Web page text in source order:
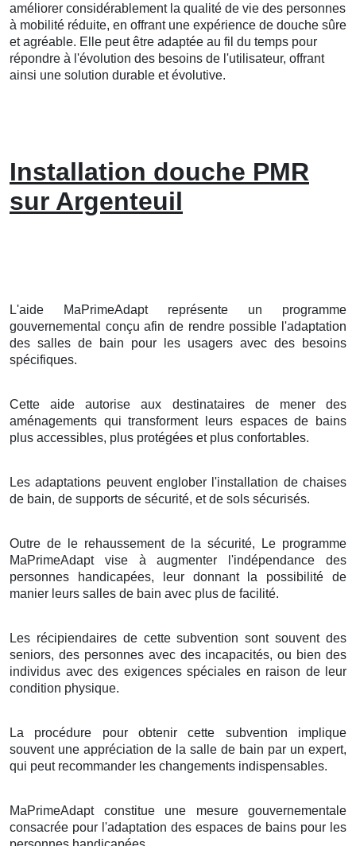
améliorer considérablement la qualité de vie des personnes
à mobilité réduite, en offrant une expérience de douche sûre
et agréable. Elle peut être adaptée au fil du temps pour
répondre à l'évolution des besoins de l'utilisateur, offrant
ainsi une solution durable et évolutive.
Installation douche PMR
sur Argenteuil
L'aide MaPrimeAdapt représente un programme
gouvernemental conçu afin de rendre possible l'adaptation
des salles de bain pour les usagers avec des besoins
spécifiques.
Cette aide autorise aux destinataires de mener des
aménagements qui transforment leurs espaces de bains
plus accessibles, plus protégées et plus confortables.
Les adaptations peuvent englober l'installation de chaises
de bain, de supports de sécurité, et de sols sécurisés.
Outre de le rehaussement de la sécurité, Le programme
MaPrimeAdapt vise à augmenter l'indépendance des
personnes handicapées, leur donnant la possibilité de
manier leurs salles de bain avec plus de facilité.
Les récipiendaires de cette subvention sont souvent des
seniors, des personnes avec des incapacités, ou bien des
individus avec des exigences spéciales en raison de leur
condition physique.
La procédure pour obtenir cette subvention implique
souvent une appréciation de la salle de bain par un expert,
qui peut recommander les changements indispensables.
MaPrimeAdapt constitue une mesure gouvernementale
consacrée pour l'adaptation des espaces de bains pour les